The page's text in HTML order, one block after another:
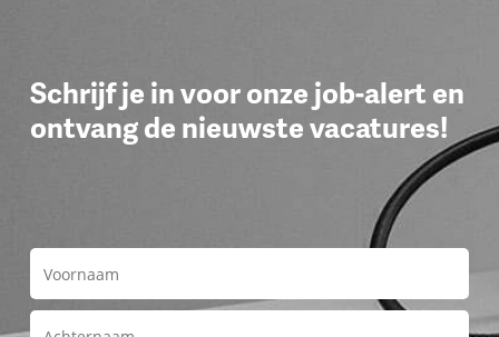
Schrijf je in voor onze job-alert en
ontvang de nieuwste vacatures!